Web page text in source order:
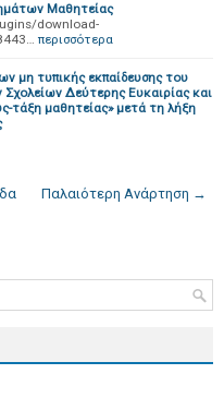
Μαθητείας
download-
περισσότερα
μη τυπικής εκπαίδευσης του
Δεύτερης Ευκαιρίας και
τάξη μαθητείας» μετά τη λήξη
Παλαιότερη Ανάρτηση →